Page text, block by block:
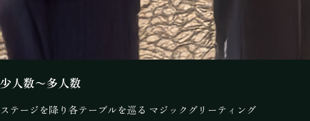
少人数〜多人数
ステージを降り各テーブルを巡る マジックグリーティング